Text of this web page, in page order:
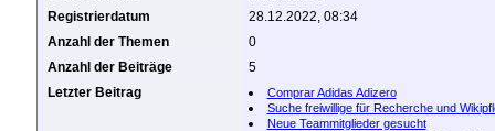
Registrierdatum
28.12.2022, 08:34
Anzahl der Themen
0
Anzahl der Beiträge
5
Letzter Beitrag
Comprar Adidas Adizero
Suche freiwillige für Recherche und
Neue Teammitglieder gesucht